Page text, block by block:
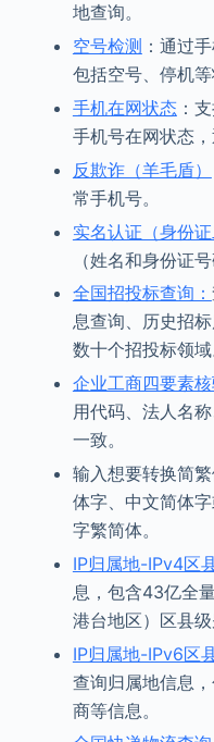
地查询。
空号检测 ：通过
包括空号、停机等
手机在网状态：
手机号在网状态，
反欺诈（羊毛盾）
常手机号。
实名认证（身份证
（姓名和身份证
全国招投标查询：
息查询、历史招
数十个招投标领域
企业工商四要素
用代码、法人名
一致。
输入想要转换简
体字、中文简体
字繁简体。
IP归属地-IPv4区
息，包含43亿全
港台地区）区县级
IP归属地-IPv6区
查询归属地信息
商等信息。